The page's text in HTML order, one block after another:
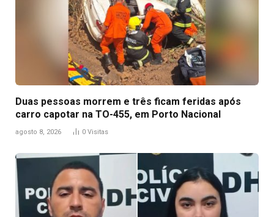
Duas pessoas morrem e três ficam feridas após
carro capotar na TO-455, em Porto Nacional
agosto 8, 2026 0 Visitas